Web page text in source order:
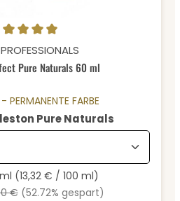
von 4.92 von 5 Sternen
Pure Naturals 60 ml
PERMANENTE FARBE
Pure Naturalsauswählen
(13,32 € / 100 ml)
Preis:
€ (52.72% gespart)